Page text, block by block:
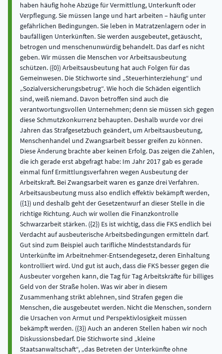
haben häufig hohe Abzüge für Vermittlung, Unterkunft oder
Verpflegung. Sie müssen lange und hart arbeiten – häufig unter
gefährlichen Bedingungen. Sie leben in Matratzenlagern oder in
baufälligen Unterkünften. Sie werden ausgebeutet, getäuscht,
betrogen und menschenunwürdig behandelt. Das darf es nicht
geben. Wir müssen die Menschen vor Arbeitsausbeutung
schützen. ({0}) Arbeitsausbeutung hat auch Folgen für das
Gemeinwesen. Die Stichworte sind „Steuerhinterziehung“ und
„Sozialversicherungsbetrug“. Wie hoch die Schäden eigentlich
sind, weiß niemand. Davon betroffen sind auch die
verantwortungsvollen Unternehmen; denn sie müssen sich gegen
diese Schmutzkonkurrenz behaupten. Deshalb wurde vor drei
Jahren das Strafgesetzbuch geändert, um Arbeitsausbeutung,
Menschenhandel und Zwangsarbeit besser greifen zu können.
Diese Änderung brachte aber keinen Erfolg. Das zeigen die Zahlen,
die ich gerade erst abgefragt habe: Im Jahr 2017 gab es gerade
einmal fünf Ermittlungsverfahren wegen Ausbeutung der
Arbeitskraft. Bei Zwangsarbeit waren es ganze drei Verfahren.
Arbeitsausbeutung muss also endlich effektiv bekämpft werden,
({1}) und deshalb geht der Gesetzentwurf an dieser Stelle in die
richtige Richtung. Auch wir wollen die Finanzkon­trolle
Schwarzarbeit stärken. ({2}) Es ist wichtig, dass die FKS endlich bei
Verdacht auf ausbeuterische Arbeitsbedingungen ermitteln darf.
Gut sind zum Beispiel auch tarifliche Mindeststandards für
Unterkünfte im Arbeitnehmer-Entsendegesetz, deren Einhaltung
kontrolliert wird. Und gut ist auch, dass die FKS besser gegen die
Ausbeuter vorgehen kann, die Tag für Tag Arbeitskräfte für billiges
Geld von der Straße holen. Was wir aber in diesem
Zusammenhang strikt ablehnen, sind Strafen gegen die
Menschen, die ausgebeutet werden. Nicht die Menschen, sondern
die Ursachen von Armut und Perspektivlosigkeit müssen
bekämpft werden. ({3}) Auch an anderen Stellen haben wir noch
Diskussionsbedarf. Die Stichworte sind „kleine
Staatsanwaltschaft“, „das Betreten der Unterkünfte ohne